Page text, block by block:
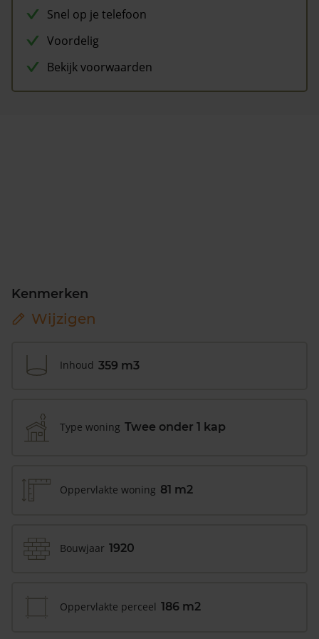
Snel op je telefoon
Voordelig
Bekijk voorwaarden
Kenmerken
Wijzigen
Inhoud 359 m3
Type woning Twee onder 1 kap
Oppervlakte woning 81 m2
Bouwjaar 1920
Oppervlakte perceel 186 m2